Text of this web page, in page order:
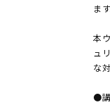
ます
本
ュ
な
●